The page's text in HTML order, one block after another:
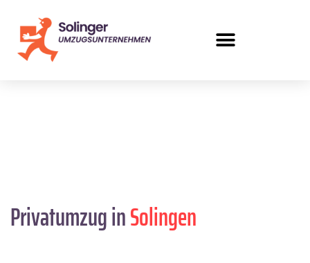
Privatumzug inSolingen